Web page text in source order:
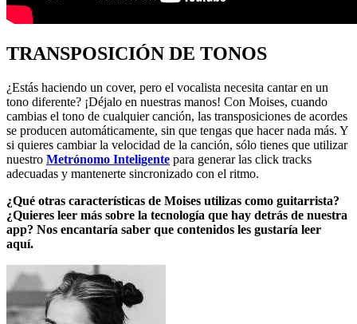
TRANSPOSICIÓN DE TONOS
¿Estás haciendo un cover, pero el vocalista necesita cantar en un
tono diferente? ¡Déjalo en nuestras manos! Con Moises, cuando
cambias el tono de cualquier canción, las transposiciones de acordes
se producen automáticamente, sin que tengas que hacer nada más. Y
si quieres cambiar la velocidad de la canción, sólo tienes que utilizar
nuestro Metrónomo Inteligente para generar las click tracks
adecuadas y mantenerte sincronizado con el ritmo.
¿Qué otras características de Moises utilizas como guitarrista?
¿Quieres leer más sobre la tecnología que hay detrás de nuestra
app? Nos encantaría saber que contenidos les gustaría leer
aquí.